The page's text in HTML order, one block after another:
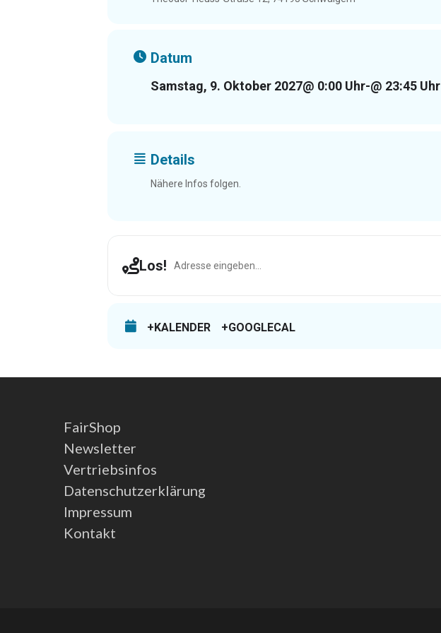
Datum
Samstag, 9. Oktober 2027@ 0:00 Uhr-@ 23:45 Uhr
Details
Nähere Infos folgen.
Los! Address - Schwaigern [lXjfWRyWD]
+KALENDER +GOOGLECAL
FairShop
Newsletter
Vertriebsinfos
Datenschutzerklärung
Impressum
Kontakt